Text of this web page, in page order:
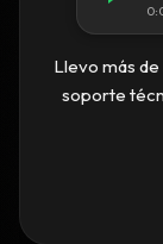
Llevo más
soporte